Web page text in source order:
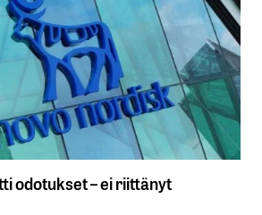
odotukset – ei riittänyt